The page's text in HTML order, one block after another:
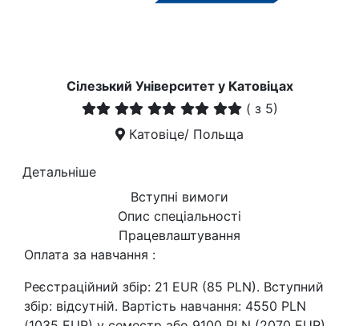
Сілезький Університет у Катовіцах
( з 5)
Катовіце/ Польща
Детальніше
Вступні вимоги
Опис спеціальності
Працевлаштування
Оплата за навчання :
Реєстраційний збір: 21 EUR (85 PLN). Вступний
збір: відсутній. Вартість навчання: 4550 PLN